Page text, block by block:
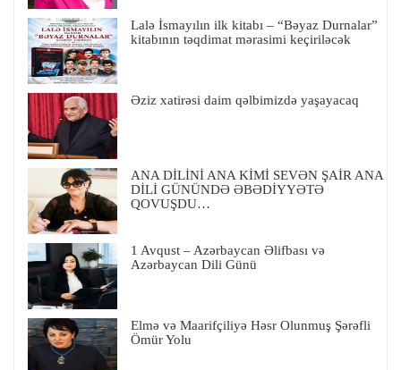
Lalə İsmayılın ilk kitabı – “Bəyaz Durnalar”
kitabının təqdimat mərasimi keçiriləcək
Əziz xatirəsi daim qəlbimizdə yaşayacaq
ANA DİLİNİ ANA KİMİ SEVƏN ŞAİR ANA
DİLİ GÜNÜNDƏ ƏBƏDİYYƏTƏ
QOVUŞDU…
1 Avqust – Azərbaycan Əlifbası və
Azərbaycan Dili Günü
Elmə və Maarifçiliyə Həsr Olunmuş Şərəfli
Ömür Yolu